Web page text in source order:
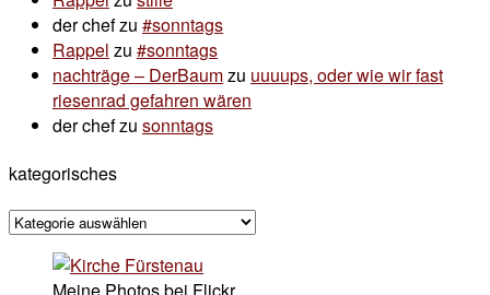
der chefzu #sonntags
Rappel zu #sonntags
nachträge – DerBaumzu uuuups, oder wie wir fast
riesenrad gefahren wären
der chefzu sonntags
kategorisches
kategorisches